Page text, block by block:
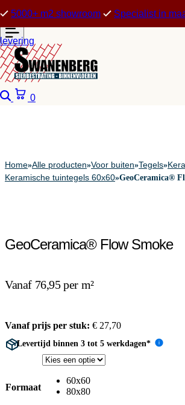
5000+ m2 showroom Specialist in
levering
Zoeken
0
Home»Alle producten»Voor buiten»Tegels»
Keramische tuintegels 60x60»GeoCeramica®
GeoCeramica® Flow Smoke
Vanaf 76,95 per m²
Vanaf prijs per stuk: € 27,70
Levertijd binnen 3 tot 5 werkdagen* i
Formaat
60x60
80x80